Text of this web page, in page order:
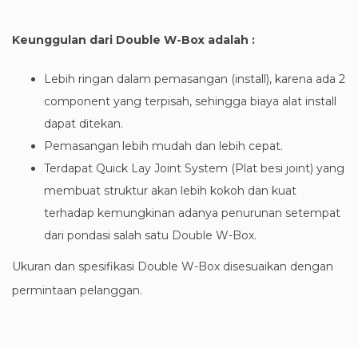
Keunggulan dari Double W-Box adalah :
Lebih ringan dalam pemasangan (install), karena ada 2
component yang terpisah, sehingga biaya alat install
dapat ditekan.
Pemasangan lebih mudah dan lebih cepat.
Terdapat Quick Lay Joint System (Plat besi joint) yang
membuat struktur akan lebih kokoh dan kuat
terhadap kemungkinan adanya penurunan setempat
dari pondasi salah satu Double W-Box.
Ukuran dan spesifikasi Double W-Box disesuaikan dengan
permintaan pelanggan.